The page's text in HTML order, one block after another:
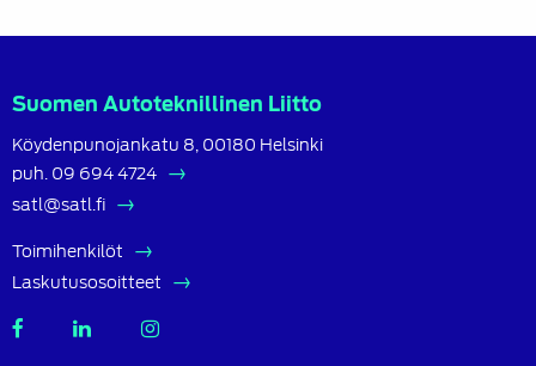
Suomen Autoteknillinen Liitto
Köydenpunojankatu 8, 00180 Helsinki
puh. 09 694 4724
satl@satl.fi
Toimihenkilöt
Laskutusosoitteet
SATL
SATL